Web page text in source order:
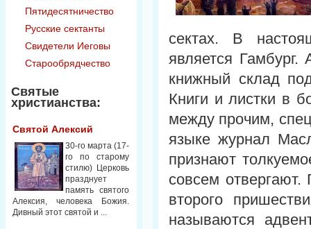
Пятидесятничество
Русские сектанты
Свидетели Иеговы
Старообрядчество
Святые
христианства:
Святой Алексий
30-го марта (17-
го по старому
стилю) Церковь
празднует
память святого
Алексия, человека Божия.
Дивный этот святой и ...
сектах. В
является
книжный склад
Книги и листки в
между прочим,
языке журнал
признают
совсем
второго
называются